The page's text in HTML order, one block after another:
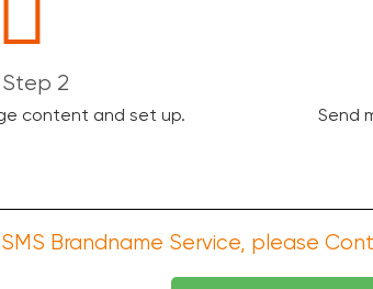
Step 2
content and set up. Send
Brandname Service, please